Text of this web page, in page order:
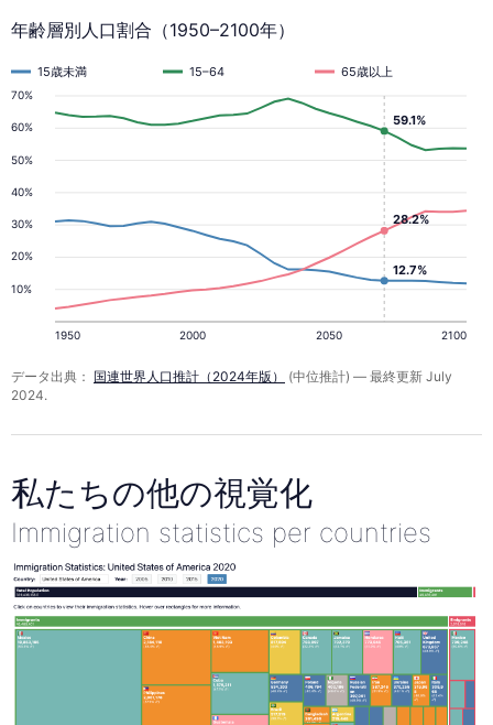
年齢層別人口割合（1950–2100年）
10%
20%
30%
40%
50%
60%
70%
1950 2000 2050 2100
15歳未満 15–64 65歳以上
12.7%
28.2%
59.1%
データ出典： 国連世界人口推計（2024年版）
(中位推計) — 最終更新 July
2024.
私たちの他の視覚化
Immigration statistics per countries